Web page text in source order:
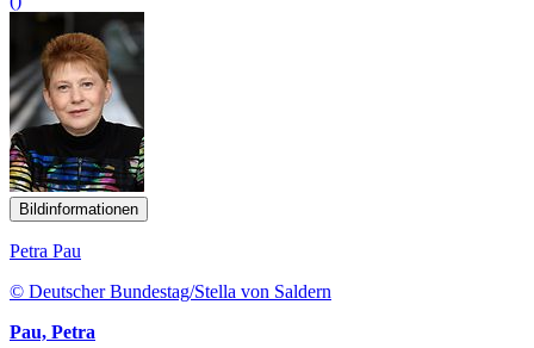
Bildinformationen
Petra Pau
© Deutscher Bundestag/Stella von Saldern
Pau, Petra
Bundestagsvizepräsidentin
()